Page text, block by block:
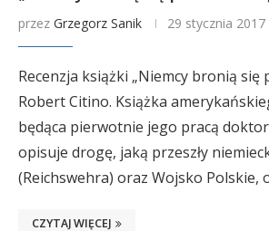
przez Grzegorz Sanik 29 stycznia 2017
Recenzja książki „Niemcy bronią się
Robert Citino. Książka
będąca pierwotnie jego pracą
opisuje drogę, jaką przeszły
(Reichswehra) oraz Wojsko Polskie,
CZYTAJ WIĘCEJ